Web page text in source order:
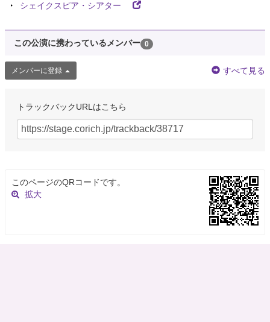
シェイクスピア・シアター
この公演に携わっているメンバー 0
メンバーに登録 すべて見る
トラックバックURLはこちら
このページのQRコードです。
拡大